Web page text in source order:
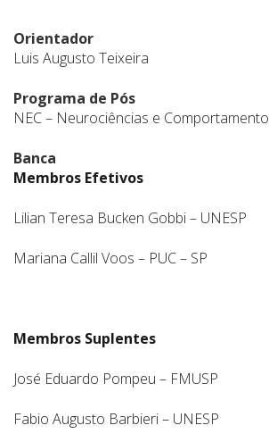
Orientador
Luis Augusto Teixeira
Programa de Pós
NEC – Neurociências e Comportamento
Banca
Membros Efetivos
Lilian Teresa Bucken Gobbi – UNESP
Mariana Callil Voos – PUC – SP
Membros Suplentes
José Eduardo Pompeu – FMUSP
Fabio Augusto Barbieri – UNESP